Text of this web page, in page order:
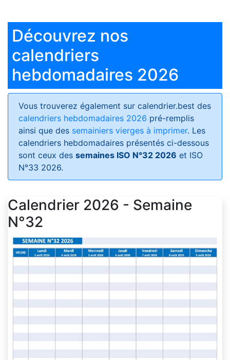
Découvrez nos
calendriers
hebdomadaires 2026
Vous trouverez également sur calendrier.best des
calendriers hebdomadaires 2026 pré-remplis
ainsi que des semainiers vierges à imprimer. Les
calendriers hebdomadaires présentés ci-dessous
sont ceux des semaines ISO N°32 2026 et ISO
N°33 2026.
Calendrier 2026 - Semaine
N°32